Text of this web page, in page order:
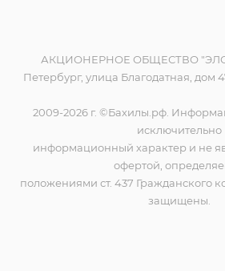
АКЦИОНЕРНОЕ ОБЩЕСТВО "ЭЛС",
Петербург, улица Благодатная, дом
2009-2026 г. ©Бахилы.рф.
исключительно
информационный характер и не
офертой,
положениями ст. 437 Гражданского
защищены.